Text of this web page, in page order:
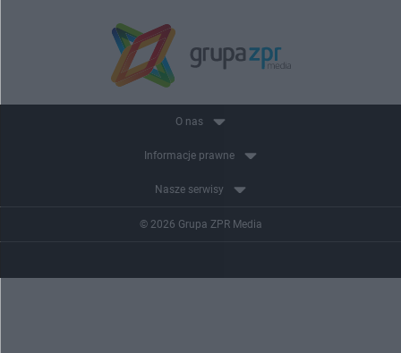
O nas
Informacje prawne
Nasze serwisy
© 2026 Grupa ZPR Media